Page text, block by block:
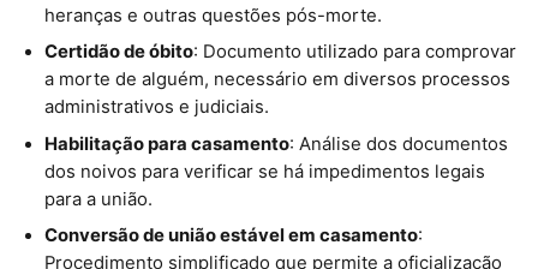
heranças e outras questões pós-morte.
Certidão de óbito: Documento utilizado para comprovar
a morte de alguém, necessário em diversos processos
administrativos e judiciais.
Habilitação para casamento: Análise dos documentos
dos noivos para verificar se há impedimentos legais
para a união.
Conversão de união estável em casamento:
Procedimento simplificado que permite a oficialização